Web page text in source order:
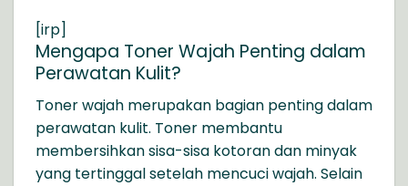
[irp]
Mengapa Toner Wajah Penting dalam
Perawatan Kulit?
Toner wajah merupakan bagian penting dalam
perawatan kulit. Toner membantu
membersihkan sisa-sisa kotoran dan minyak
yang tertinggal setelah mencuci wajah. Selain